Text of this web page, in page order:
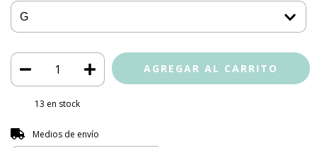
13 en stock
Entregas para el CP:
Medios de envío